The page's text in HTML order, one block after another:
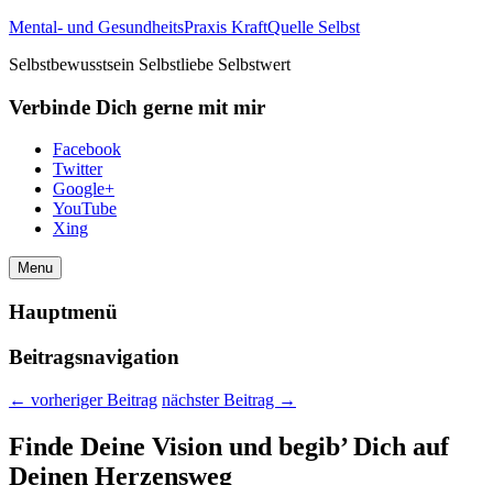
Mental- und GesundheitsPraxis KraftQuelle Selbst
Selbstbewusstsein Selbstliebe Selbstwert
Verbinde Dich gerne mit mir
Facebook
Twitter
Google+
YouTube
Xing
Menu
Hauptmenü
Beitragsnavigation
← vorheriger Beitrag nächster Beitrag →
Finde Deine Vision und begib’ Dich auf
Deinen Herzensweg